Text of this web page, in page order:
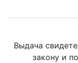
Выдача
закону и